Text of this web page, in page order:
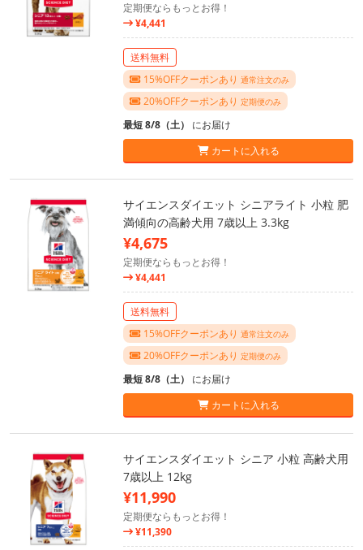
定期便ならもっとお得！
¥4,441
送料無料
15%OFFクーポンあり 通常注文のみ
20%OFFクーポンあり 定期便のみ
最短 8/8（土） にお届け
カートに入れる
サイエンスダイエット シニアライト 小粒 肥
満傾向の高齢犬用 7歳以上 3.3kg
¥4,675
定期便ならもっとお得！
¥4,441
送料無料
15%OFFクーポンあり 通常注文のみ
20%OFFクーポンあり 定期便のみ
最短 8/8（土） にお届け
カートに入れる
サイエンスダイエット シニア 小粒 高齢犬用
7歳以上 12kg
¥11,990
定期便ならもっとお得！
¥11,390